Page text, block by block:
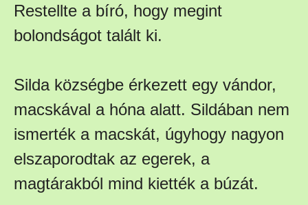
Restellte a bíró, hogy megint
bolondságot talált ki.
Silda községbe érkezett egy vándor,
macskával a hóna alatt. Sildában nem
ismerték a macskát, úgyhogy nagyon
elszaporodtak az egerek, a
magtárakból mind kiették a búzát.